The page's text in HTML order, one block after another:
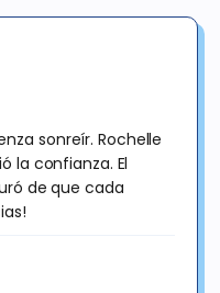
sonreír. Rochelle
la confianza. El
de que cada